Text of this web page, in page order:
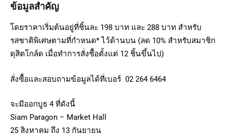
ข้อมูลสำคัญ
โดยราคาเริ่มต้นอยู่ที่ชิ้นละ 198 บาท และ 288 บาท สำหรับ
รสชาติพิเศษตามที่กำหนด* ไว้ด้านบน (ลด 10% สำหรับสมาชิก
ดุสิตโกล์ด เมื่อทำการสั่งซื้อตั้งแต่ 12 ชิ้นขึ้นไป)
สั่งซื้อและสอบถามข้อมูลได้ที่เบอร์ 02 264 6464
จะมีออกบูธ 4 ที่ดังนี้
Siam Paragon – Market Hall
25 สิงหาคม ถึง 13 กันยายน